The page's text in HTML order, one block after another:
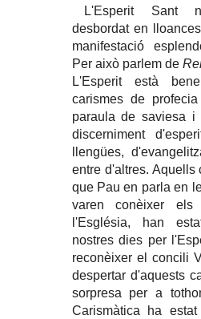
L'Esperit Sant
desbordat en
manifestació
Per això parlem de
L'Esperit està
carismes de
paraula de saviesa i
discerniment
llengües,
entre d'altres. Aquells
que Pau en parla en
varen conèixer
l'Església, han
nostres dies per
reconèixer el concili
despertar d'aquests
sorpresa per a
Carismàtica ha